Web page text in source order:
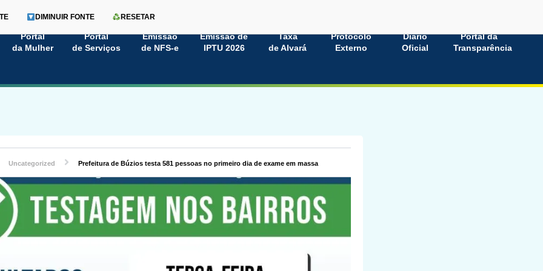
Portal
da Mulher
Portal
de Serviços
Emissão
de NFS-e
Emissão de
IPTU 2026
Taxa
de Alvará
Protocolo
Externo
Diário
Oficial
Portal da
Transparência
DIMINUIR FONTE RESETAR
Uncategorized Prefeitura de Búzios testa 581 pessoas no primeiro dia de exame em massa